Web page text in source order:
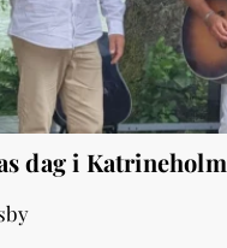
dag i Katrineholm